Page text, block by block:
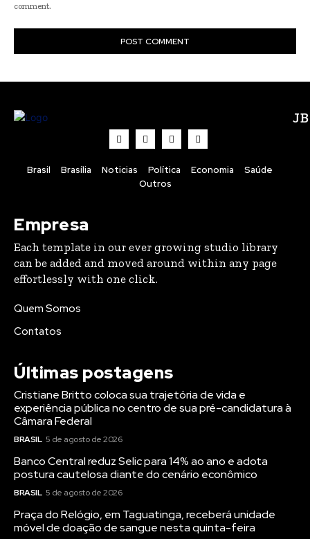
comment.
Brasil Brasília Noticias Política Economia
Saúde
Outros
Empresa
Each template in our ever growing studio library
can be added and moved around within any page
effortlessly with one click.
Quem Somos
Contatos
Últimas postagens
Cristiane Britto coloca sua trajetória de vida e
experiência pública no centro de sua pré-candidatura à
Câmara Federal
BRASIL 5 de agosto de 2026
Banco Central reduz Selic para 14% ao ano e adota
postura cautelosa diante do cenário econômico
BRASIL 5 de agosto de 2026
Praça do Relógio, em Taguatinga, receberá unidade
móvel de doação de sangue nesta quinta-feira